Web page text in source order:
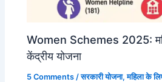
Women Schemes 2025:
केंद्रीय योजना
5 Comments /सरकारी योजना,महिला के